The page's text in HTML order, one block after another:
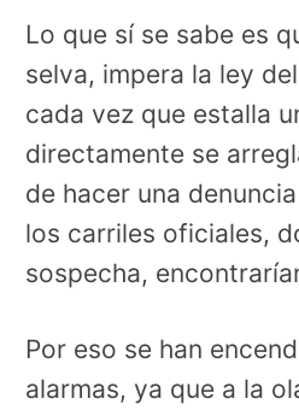
Lo que sí se sabe es
selva, impera la ley
cada vez que estalla
directamente se
de hacer una
los carriles oficiales,
sospecha,
Por eso se han
alarmas, ya que a la